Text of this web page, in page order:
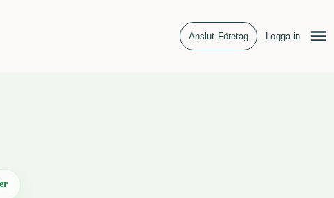
Anslut Företag Logga in